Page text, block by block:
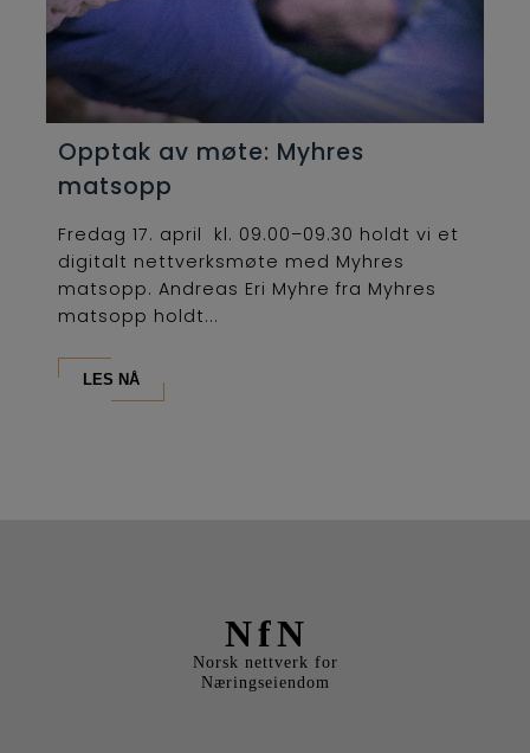
Opptak av møte: Myhres
matsopp
Fredag 17. april kl. 09.00–09.30 holdt vi et
digitalt nettverksmøte med Myhres
matsopp. Andreas Eri Myhre fra Myhres
matsopp holdt...
LES NÅ
NfN
Norsk nettverk for
Næringseiendom